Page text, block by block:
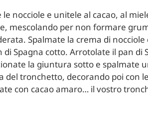
nocciole e unitele al cacao, al
mescolando per non formare
Spalmate la crema di
di Spagna cotto. Arrotolate il pan di
la giuntura sotto e spalmate
del tronchetto, decorando poi con
con cacao amaro… il vostro